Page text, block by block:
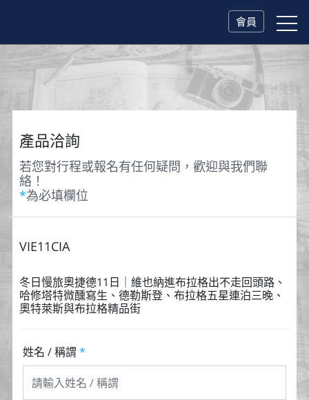
會員
產品洽詢
若您對行程或報名有任何疑問，歡迎與我們聯
絡！
*為必填欄位
VIE11CIA
冬日慢旅奧捷德11日｜維也納進布拉格出不走回頭路、
哈修塔特微醺寫生、德勒斯登、布拉格五星連泊三晚、
奧特萊斯與布拉格精品街
姓名 / 稱謂 *